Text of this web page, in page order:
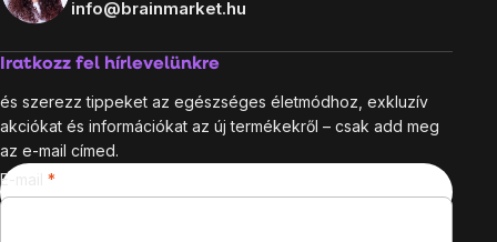
info@brainmarket.hu
Iratkozz fel hírlevelünkre
és szerezz tippeket az egészséges életmódhoz, exkluzív
akciókat és információkat az új termékekről – csak add meg
az e-mail címed.
E-mail